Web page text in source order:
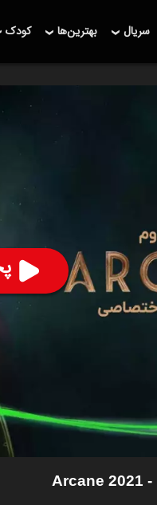
سریال بهترین‌ها کودک
- Arcane 2021